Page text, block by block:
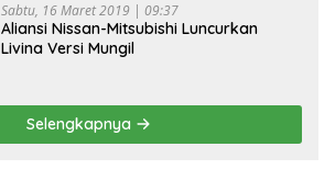
Sabtu, 16 Maret 2019 | 09:37
Aliansi Nissan-Mitsubishi Luncurkan
Livina Versi Mungil
Selengkapnya